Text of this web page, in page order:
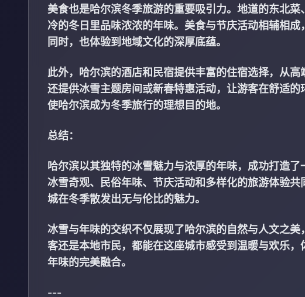
美食也是哈尔滨冬季旅游的重要吸引力。地道的东北
冷的冬日里品味浓浓的年味。美食与节庆活动相辅相
同时，也体验到地域文化的深厚底蕴。
此外，哈尔滨的酒店和民宿提供丰富的住宿选择，从
还提供冰雪主题房间或新春特惠活动，让游客在舒适
使哈尔滨成为冬季旅行的理想目的地。
总结：
哈尔滨以其独特的冰雪魅力与浓厚的年味，成功打造
冰雪奇观、民俗年味、节庆活动和多样化的旅游体验
城在冬季散发出无与伦比的魅力。
冰雪与年味的交织不仅展现了哈尔滨的自然与人文之
客还是本地市民，都能在这座城市感受到温暖与欢乐
年味的完美融合。
---